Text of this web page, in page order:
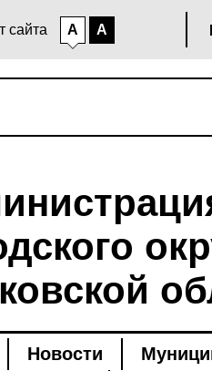
сайта A A
Новости